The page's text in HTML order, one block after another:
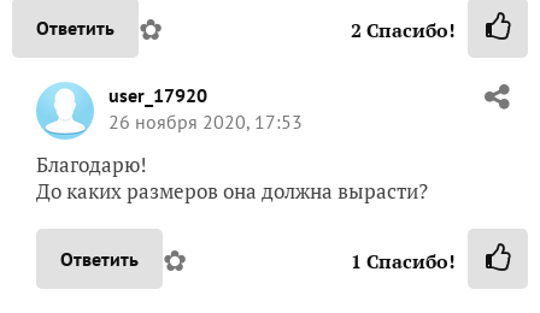
Ответить ✿ 2 Спасибо!
user_17920
26 ноября 2020, 17:53
Благодарю!
До каких размеров она должна вырасти?
Ответить ✿ 1 Спасибо!